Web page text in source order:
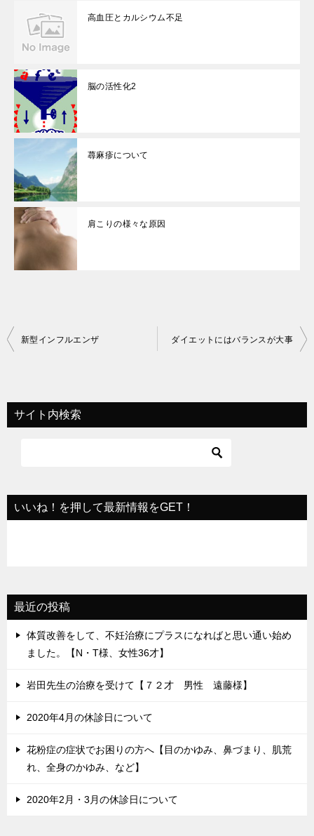
高血圧とカルシウム不足
脳の活性化2
蕁麻疹について
肩こりの様々な原因
投
ビ
ゲ
ョ
ン
新型インフルエンザ ダイエットにはバランスが大事
サイト内検索
いいね！を押して最新情報をGET！
最近の投稿
体質改善をして、不妊治療にプラスになればと思い通い始め
ました。【N・T様、女性36才】
岩田先生の治療を受けて【７２才 男性 遠藤様】
2020年4月の休診日について
花粉症の症状でお困りの方へ【目のかゆみ、鼻づまり、肌荒
れ、全身のかゆみ、など】
2020年2月・3月の休診日について